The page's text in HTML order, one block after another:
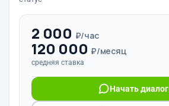
2 000 ₽/час
120 000 ₽/месяц
средняя ставка
Начать диалог